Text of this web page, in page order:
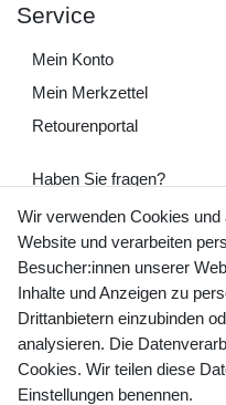
Service
Mein Konto
Mein Merkzettel
Retourenportal
Haben Sie fragen?
+49 (0) 35243
Mo-Fr 9-15 Uhr
shop@banjado.com
Preisangaben inkl.
Versandkosten
Wir verwenden Cookies und
Website und verarbeiten
Besucher:innen unserer
Inhalte und Anzeigen zu
Drittanbietern einzubinden
analysieren. Die
Cookies. Wir teilen diese
Einstellungen benennen.